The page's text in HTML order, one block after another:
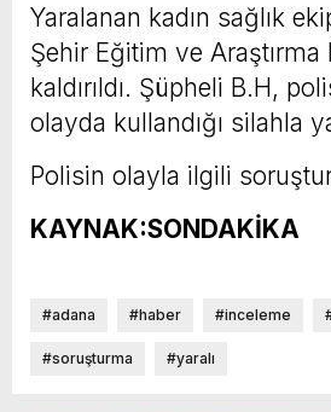
Yaralanan kadın sağlık
Şehir Eğitim ve Araştırma
kaldırıldı. Şüpheli B.H,
olayda kullandığı silahla
Polisin olayla ilgili
KAYNAK:SONDAKİKA
#adana #haber #inceleme
#soruşturma #yaralı